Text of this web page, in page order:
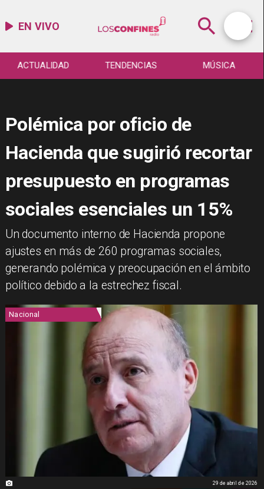
EN VIVO
TENDENCIAS MÚSICA ESPECTÁCULO
Polémica por oficio de
Hacienda que sugirió recortar
presupuesto en programas
sociales esenciales un 15%
Un documento interno de Hacienda propone
ajustes en más de 260 programas sociales,
generando polémica y preocupación en el ámbito
político debido a la estrechez fiscal.
Nacional
29 de abril de 2026